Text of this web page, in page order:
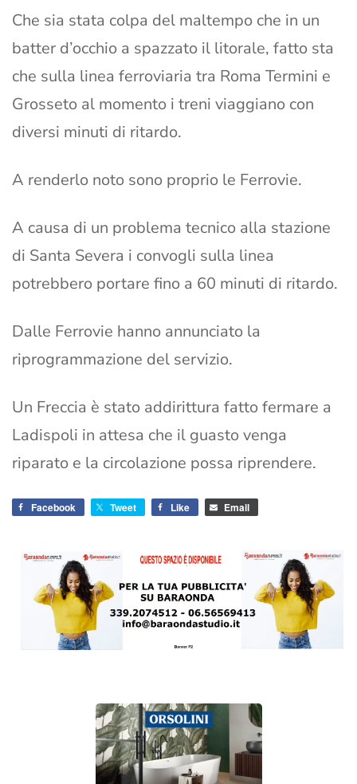
Che sia stata colpa del maltempo che in un
batter d’occhio a spazzato il litorale, fatto sta
che sulla linea ferroviaria tra Roma Termini e
Grosseto al momento i treni viaggiano con
diversi minuti di ritardo.
A renderlo noto sono proprio le Ferrovie.
A causa di un problema tecnico alla stazione
di Santa Severa i convogli sulla linea
potrebbero portare fino a 60 minuti di ritardo.
Dalle Ferrovie hanno annunciato la
riprogrammazione del servizio.
Un Freccia è stato addirittura fatto fermare a
Ladispoli in attesa che il guasto venga
riparato e la circolazione possa riprendere.
Facebook Tweet Like Email